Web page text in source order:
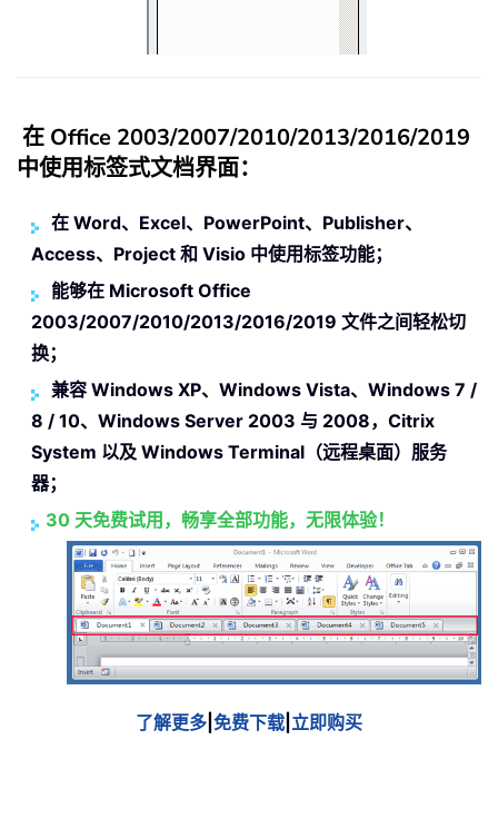
在 Office 2003/2007/2010/2013/2016/2019
中使用标签式文档界面：
在 Word、Excel、PowerPoint、Publisher、
Access、Project 和 Visio 中使用标签功能；
能够在 Microsoft Office
2003/2007/2010/2013/2016/2019 文件之间轻松切
换；
兼容 Windows XP、Windows Vista、Windows 7 /
8 / 10、Windows Server 2003 与 2008，Citrix
System 以及 Windows Terminal（远程桌面）服务
器；
30 天免费试用，畅享全部功能，无限体验！
了解更多 免费下载 立即购买